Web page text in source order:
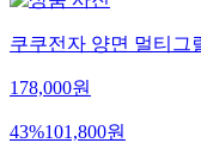
쿠쿠전자 양면 멀티그
178,000원
43%101,800원